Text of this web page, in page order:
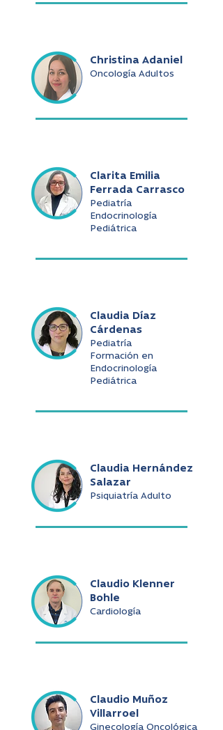
Christina Adaniel
Oncología Adultos
Clarita Emilia
Ferrada Carrasco
Pediatría
Endocrinología
Pediátrica
Claudia Díaz
Cárdenas
Pediatría
Formación en
Endocrinología
Pediátrica
Claudia Hernández
Salazar
Psiquiatría Adulto
Claudio Klenner
Bohle
Cardiología
Claudio Muñoz
Villarroel
Ginecología Oncológica